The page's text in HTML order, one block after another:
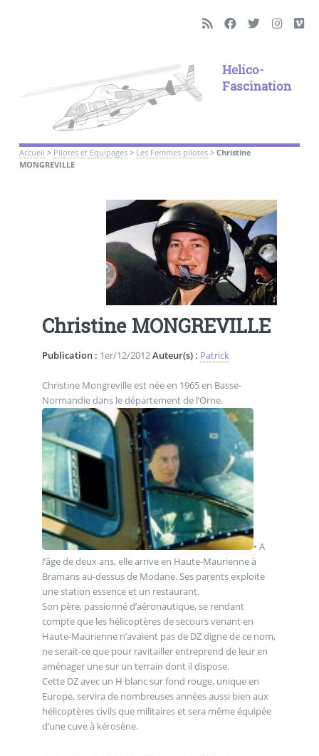
Helico-
Fascination
Accueil > Pilotes et Equipages> Les Femmes pilotes> Christine
MONGREVILLE
Christine MONGREVILLE
Publication : 1er/12/2012Auteur(s) : Patrick
Christine Mongreville est née en 1965 en Basse-
Normandie dans le département de l’Orne.
• A
l’âge de deux ans, elle arrive en Haute-Maurienne à
Bramans au-dessus de Modane. Ses parents exploite
une station essence et un restaurant.
Son père, passionné d’aéronautique, se rendant
compte que les hélicoptères de secours venant en
Haute-Maurienne n’avaient pas de DZ digne de ce nom,
ne serait-ce que pour ravitailler entreprend de leur en
aménager une sur un terrain dont il dispose.
Cette DZ avec un H blanc sur fond rouge, unique en
Europe, servira de nombreuses années aussi bien aux
hélicoptères civils que militaires et sera même équipée
d’une cuve à kérosène.